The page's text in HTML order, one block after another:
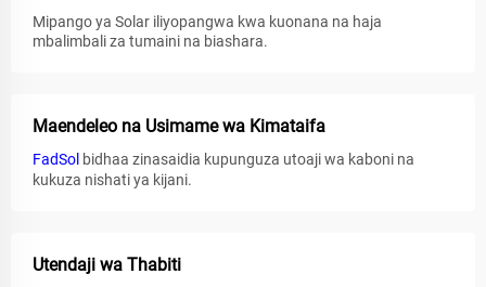
Mipango ya Solar iliyopangwa kwa kuonana na haja
mbalimbali za tumaini na biashara.
Maendeleo na Usimame wa Kimataifa
FadSol bidhaa zinasaidia kupunguza utoaji wa kaboni na
kukuza nishati ya kijani.
Utendaji wa Thabiti